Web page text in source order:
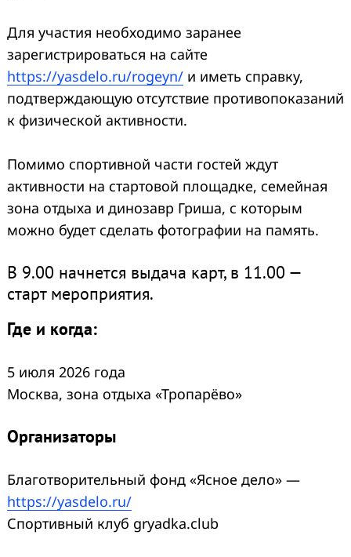
Для участия необходимо заранее
зарегистрироваться на сайте
https://yasdelo.ru/rogeyn/ и иметь справку,
подтверждающую отсутствие противопоказаний
к физической активности.
Помимо спортивной части гостей ждут
активности на стартовой площадке, семейная
зона отдыха и динозавр Гриша, с которым
можно будет сделать фотографии на память.
В 9.00 начнется выдача карт, в 11.00 —
старт мероприятия.
Где и когда:
5 июля 2026 года
Москва, зона отдыха «Тропарёво»
Организаторы
Благотворительный фонд «Ясное дело» —
https://yasdelo.ru/
Спортивный клуб gryadka.club